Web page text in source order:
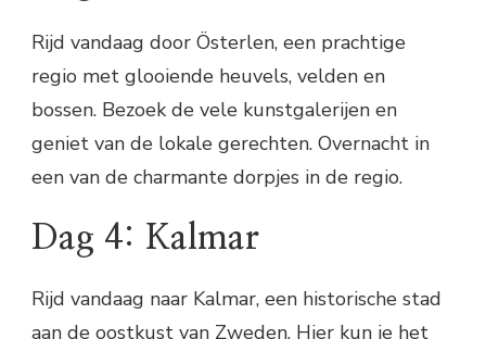
Rijd vandaag door Österlen, een prachtige
regio met glooiende heuvels, velden en
bossen. Bezoek de vele kunstgalerijen en
geniet van de lokale gerechten. Overnacht in
een van de charmante dorpjes in de regio.
Dag 4: Kalmar
Rijd vandaag naar Kalmar, een historische stad
aan de oostkust van Zweden. Hier kun je het